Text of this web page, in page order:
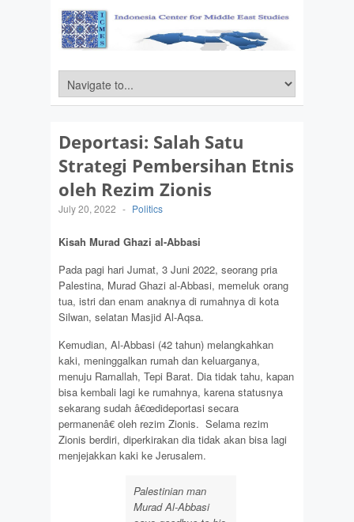
Deportasi: Salah Satu
Strategi Pembersihan Etnis
oleh Rezim Zionis
July 20, 2022 - Politics
Kisah Murad Ghazi al-Abbasi
Pada pagi hari Jumat, 3 Juni 2022, seorang pria
Palestina, Murad Ghazi al-Abbasi, memeluk orang
tua, istri dan enam anaknya di rumahnya di kota
Silwan, selatan Masjid Al-Aqsa.
Kemudian, Al-Abbasi (42 tahun) melangkahkan
kaki, meninggalkan rumah dan keluarganya,
menuju Ramallah, Tepi Barat. Dia tidak tahu, kapan
bisa kembali lagi ke rumahnya, karena statusnya
sekarang sudah â€œdideportasi secara
permanenâ€ oleh rezim Zionis. Selama rezim
Zionis berdiri, diperkirakan dia tidak akan bisa lagi
menjejakkan kaki ke Jerusalem.
Palestinian man
Murad Al-Abbasi